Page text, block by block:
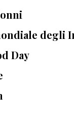
degli
Day